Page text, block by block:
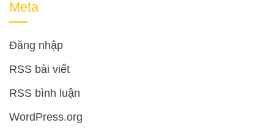
Meta
Đăng nhập
RSS bài viết
RSS bình luận
WordPress.org